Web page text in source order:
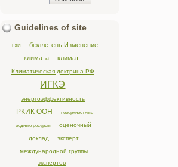
Guidelines of site
ГХИ
бюллетень Изменение
климата
климат
Климатическая доктрина РФ
ИГКЭ
энергоэффективность
РКИК ООН поверхностные
водные ресурсы
оценочный
доклад
эксперт
международной группы
экспертов